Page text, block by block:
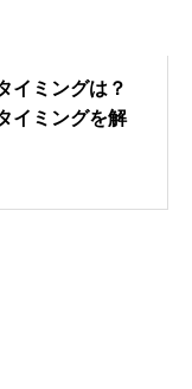
イミングは？
イミングを解